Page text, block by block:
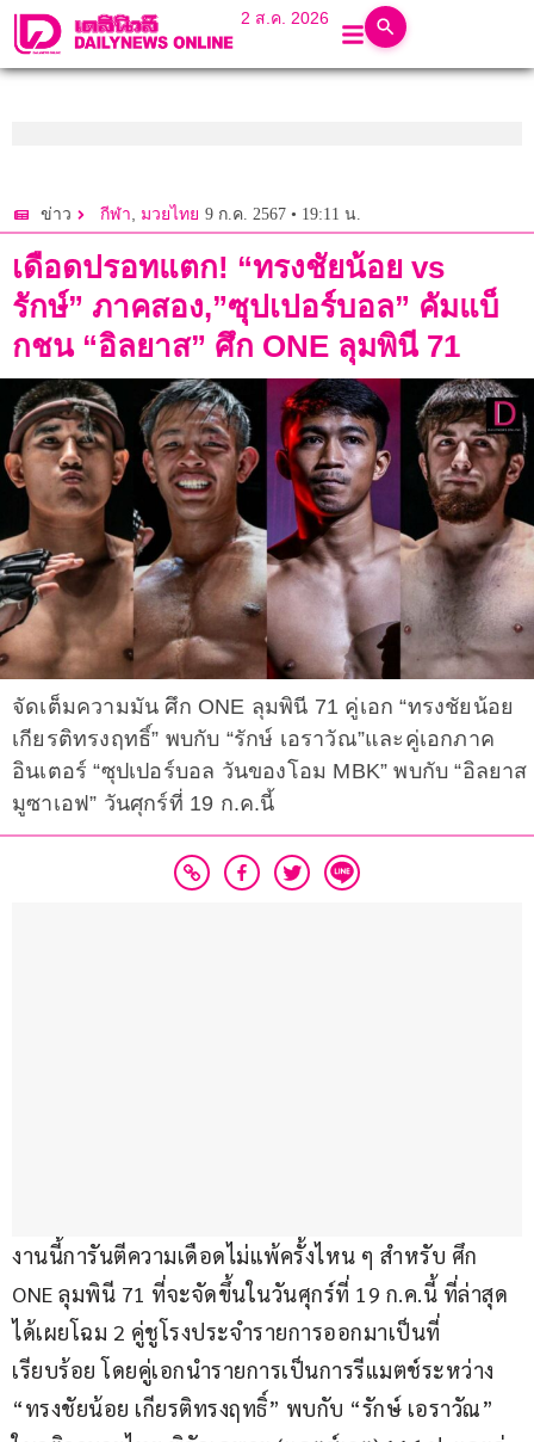
2 ส.ค. 2026
ข่าว กีฬา, มวยไทย 9 ก.ค. 2567 • 19:11 น.
เดือดปรอทแตก! “ทรงชัยน้อย vs
รักษ์” ภาคสอง,”ซุปเปอร์บอล” คัมแบ็
กชน “อิลยาส” ศึก ONE ลุมพินี 71
จัดเต็มความมัน ศึก ONE ลุมพินี 71 คู่เอก “ทรงชัยน้อย
เกียรติทรงฤทธิ์” พบกับ “รักษ์ เอราวัณ”และคู่เอกภาค
อินเตอร์ “ซุปเปอร์บอล วันของโอม MBK” พบกับ “อิลยาส
มูซาเอฟ” วันศุกร์ที่ 19 ก.ค.นี้
งานนี้การันตีความเดือดไม่แพ้ครั้งไหน ๆ สำหรับ ศึก
ONE ลุมพินี 71 ที่จะจัดขึ้นในวันศุกร์ที่ 19 ก.ค.นี้ ที่ล่าสุด
ได้เผยโฉม 2 คู่ชูโรงประจำรายการออกมาเป็นที่
เรียบร้อย โดยคู่เอกนำรายการเป็นการรีแมตช์ระหว่าง
“ทรงชัยน้อย เกียรติทรงฤทธิ์” พบกับ “รักษ์ เอราวัณ”